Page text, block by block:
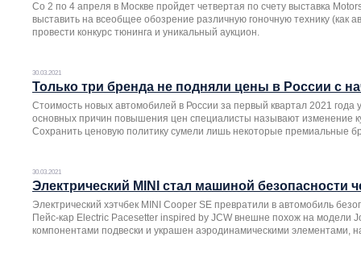
Со 2 по 4 апреля в Москве пройдет четвертая по счету выставка
выставить на всеобщее обозрение различную гоночную технику (как
провести конкурс тюнинга и уникальный аукцион.
30.03.2021
Только три бренда не подняли цены в России с
Стоимость новых автомобилей в России за первый квартал 2021
основных причин повышения цен специалисты называют изменение
Сохранить ценовую политику сумели лишь некоторые премиальные
30.03.2021
Электрический MINI стал машиной безопасности
Электрический хэтчбек MINI Cooper SE превратили в автомобиль
Пейс-кар Electric Pacesetter inspired by JCW внешне похож на модели
компонентами подвески и украшен аэродинамическими элементами,